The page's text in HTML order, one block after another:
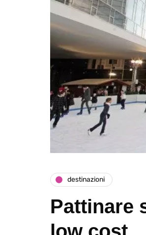
destinazioni
Pattinare